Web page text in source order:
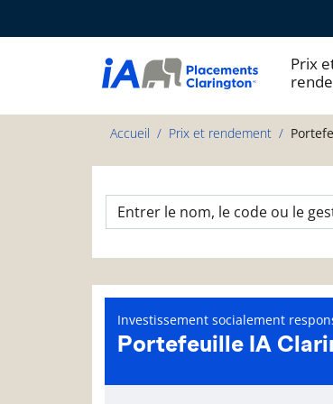
Prix
Accueil Prix et rendement
Investissement socialement
Portefeuille IA